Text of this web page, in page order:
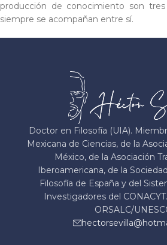
producción de conocimiento son
siempre se acompañan entre sí.
Doctor en Filosofía (UIA).
Mexicana de Ciencias, de la
México, de la Asociación
Iberoamericana, de la
Filosofía de España y del
Investigadores del
ORSALC/